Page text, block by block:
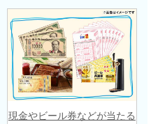
現金やビール券などが当たる